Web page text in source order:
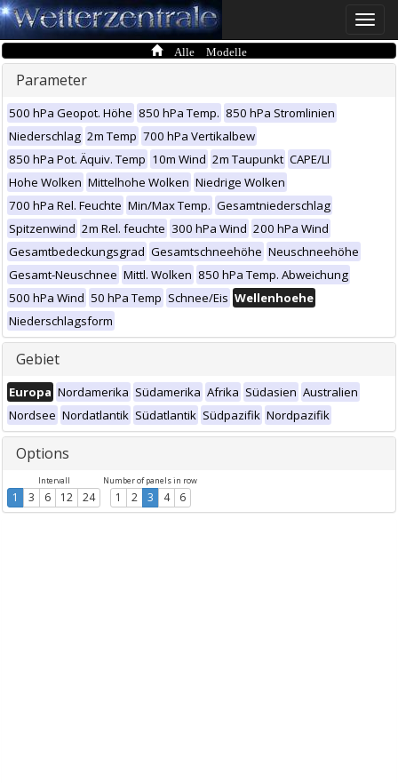
Toggle
Alle Modelle
Parameter
500 hPa Geopot. Höhe 850 hPa Temp. 850 hPa Stromlinien
Niederschlag 2m Temp 700 hPa Vertikalbew
850 hPa Pot. Äquiv. Temp 10m Wind 2m Taupunkt CAPE/LI
Hohe Wolken Mittelhohe Wolken Niedrige Wolken
700 hPa Rel. Feuchte Min/Max Temp. Gesamtniederschlag
Spitzenwind 2m Rel. feuchte 300 hPa Wind 200 hPa Wind
Gesamtbedeckungsgrad Gesamtschneehöhe Neuschneehöhe
Gesamt-Neuschnee Mittl. Wolken 850 hPa Temp. Abweichung
500 hPa Wind 50 hPa Temp Schnee/Eis Wellenhoehe
Niederschlagsform
Gebiet
Europa Nordamerika Südamerika Afrika Südasien Australien
Nordsee Nordatlantik Südatlantik Südpazifik Nordpazifik
Options
Intervall
1 3 6 12 24
Number of panels in row
1 2 3 4 6